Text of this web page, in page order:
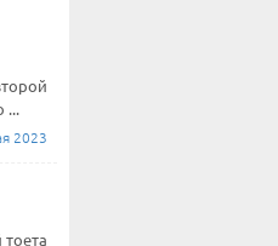
...
2023